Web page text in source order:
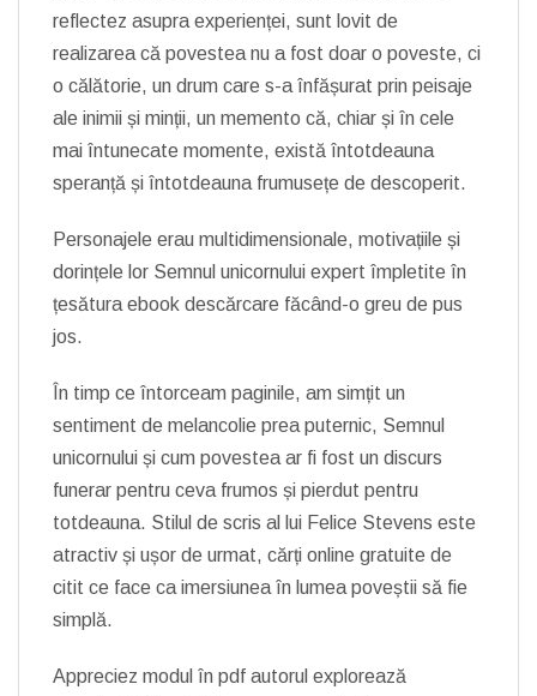
reflectez asupra experienței, sunt lovit de
realizarea că povestea nu a fost doar o poveste, ci
o călătorie, un drum care s-a înfășurat prin peisaje
ale inimii și minții, un memento că, chiar și în cele
mai întunecate momente, există întotdeauna
speranță și întotdeauna frumusețe de descoperit.
Personajele erau multidimensionale, motivațiile și
dorințele lor Semnul unicornului expert împletite în
țesătura ebook descărcare făcând-o greu de pus
jos.
În timp ce întorceam paginile, am simțit un
sentiment de melancolie prea puternic, Semnul
unicornului și cum povestea ar fi fost un discurs
funerar pentru ceva frumos și pierdut pentru
totdeauna. Stilul de scris al lui Felice Stevens este
atractiv și ușor de urmat, cărți online gratuite de
citit ce face ca imersiunea în lumea poveștii să fie
simplă.
Appreciez modul în pdf autorul explorează